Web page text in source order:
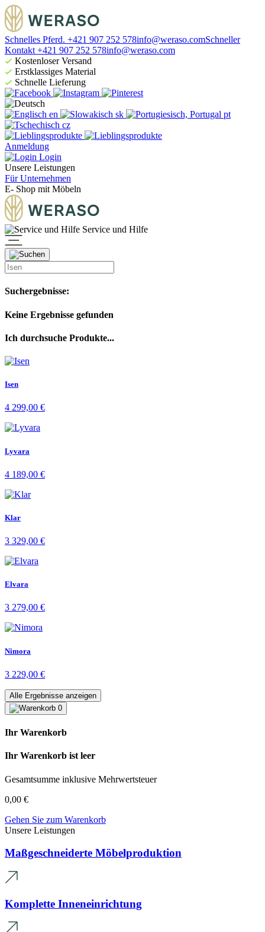
Schnelles Pferd. +421 907 252 578info@weraso.comSchneller
Kontakt +421 907 252 578info@weraso.com
Kostenloser Versand
Erstklassiges Material
Schnelle Lieferung
en sk
pt
cz
Anmeldung
Login
Unsere Leistungen
Für Unternehmen
E- Shop mit Möbeln
Service und Hilfe
Suchergebnisse:
Keine Ergebnisse gefunden
Ich durchsuche Produkte...
Isen
4 299,00 €
Lyvara
4 189,00 €
Klar
3 329,00 €
Elvara
3 279,00 €
Nimora
3 229,00 €
Alle Ergebnisse anzeigen
0
Ihr Warenkorb
Ihr Warenkorb ist leer
Gesamtsumme inklusive Mehrwertsteuer
0,00 €
Gehen Sie zum Warenkorb
Unsere Leistungen
Maßgeschneiderte Möbelproduktion
Komplette Inneneinrichtung